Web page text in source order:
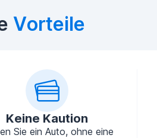
Vorteile
Keine Kaution
Sie ein Auto, ohne eine